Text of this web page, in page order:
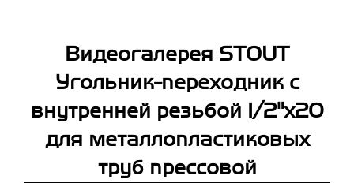
Видеогалерея STOUT
Угольник-переходник с
внутренней резьбой 1/2"х20
для металлопластиковых
труб прессовой